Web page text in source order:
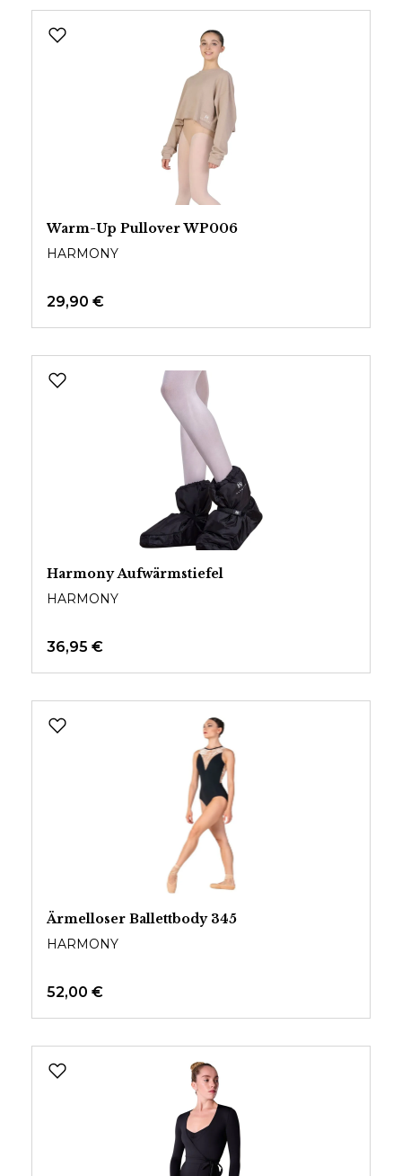
Warm-Up Pullover WP006
HARMONY
29,90 €
Harmony Aufwärmstiefel
HARMONY
36,95 €
Ärmelloser Ballettbody 345
HARMONY
52,00 €